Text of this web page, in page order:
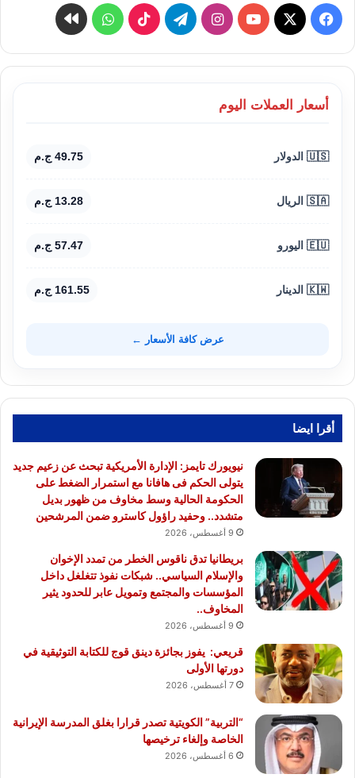
فيسبوك
‫X
‫YouTubeانستقرامتيلقرام ‫TikTokواتسابكواى
أسعار العملات اليوم
🇺🇸 الدولار 49.75 ج.م
🇸🇦 الريال 13.28 ج.م
🇪🇺 اليورو 57.47 ج.م
🇰🇼 الدينار 161.55 ج.م
عرض كافة الأسعار ←
أقرا ايضا
نيويورك تايمز: الإدارة الأمريكية تبحث عن زعيم جديد
يتولى الحكم فى هافانا مع استمرار الضغط على
الحكومة الحالية وسط مخاوف من ظهور بديل
متشدد.. وحفيد راؤول كاسترو ضمن المرشحين
9 أغسطس، 2026
بريطانيا تدق ناقوس الخطر من تمدد الإخوان
والإسلام السياسي.. شبكات نفوذ تتغلغل داخل
المؤسسات والمجتمع وتمويل عابر للحدود يثير
المخاوف..
9 أغسطس، 2026
قريعي: يفوز بجائزة دينق قوج للكتابة التوثيقية في
دورتها الأولى
7 أغسطس، 2026
“التربية” الكويتية تصدر قرارا بغلق المدرسة الإيرانية
الخاصة وإلغاء ترخيصها
6 أغسطس، 2026